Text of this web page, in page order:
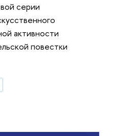
серии
активности
повестки